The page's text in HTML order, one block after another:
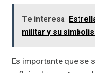
Te interesa
militar y su
Es importante que se